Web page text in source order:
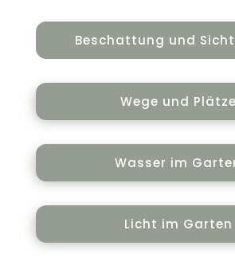
Beschattung und
Wege und Plätze
Wasser im
Licht im Garten